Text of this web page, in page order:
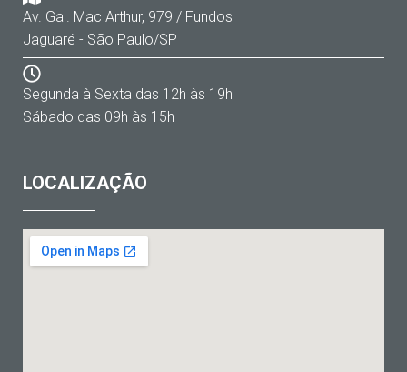
Av. Gal. Mac Arthur, 979 / Fundos
Jaguaré - São Paulo/SP
Segunda à Sexta das 12h às 19h
Sábado das 09h às 15h
LOCALIZAÇÃO